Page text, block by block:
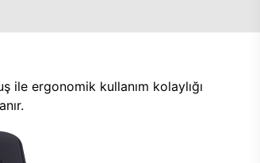
ergonomik kullanım kolaylığı